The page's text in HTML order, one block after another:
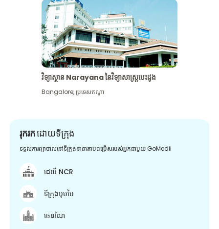
វិទ្យាស្ថាន Narayana នៃវិទ្យាសាស្រ្តបេះដូង
Bangalore,ប្រទេសឥណ្ឌា
រុករកដោយទីក្រុង
ទទួលការព្យាបាលនៅទីក្រុងនានាតាមជម្រើសរបស់អ្នកជាមួយ GoMedii
ដេលី NCR
ទីក្រុងបុមបៃ
ចេនណៃ